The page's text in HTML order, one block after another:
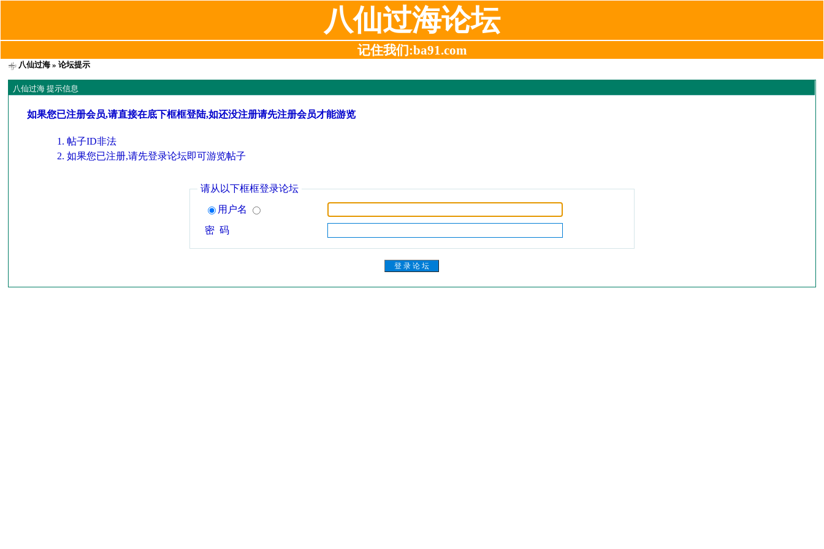
八仙过海论坛
记住我们:ba91.com
八仙过海 » 论坛提示
八仙过海 提示信息
如果您已注册会员,请直接在底下框框登陆,如还没注册请先注册会员才能游览
帖子ID非法
如果您已注册,请先登录论坛即可游览帖子
请从以下框框登录论坛
用户名
密 码